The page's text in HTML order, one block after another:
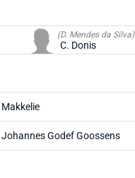
(D. Mendes da Silva)
C. Donis
Godef Goossens